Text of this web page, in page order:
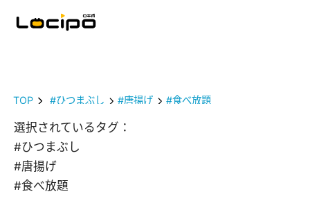
TOP #ひつまぶし #唐揚げ #食べ放題
選択されているタグ：
#ひつまぶし
#唐揚げ
#食べ放題